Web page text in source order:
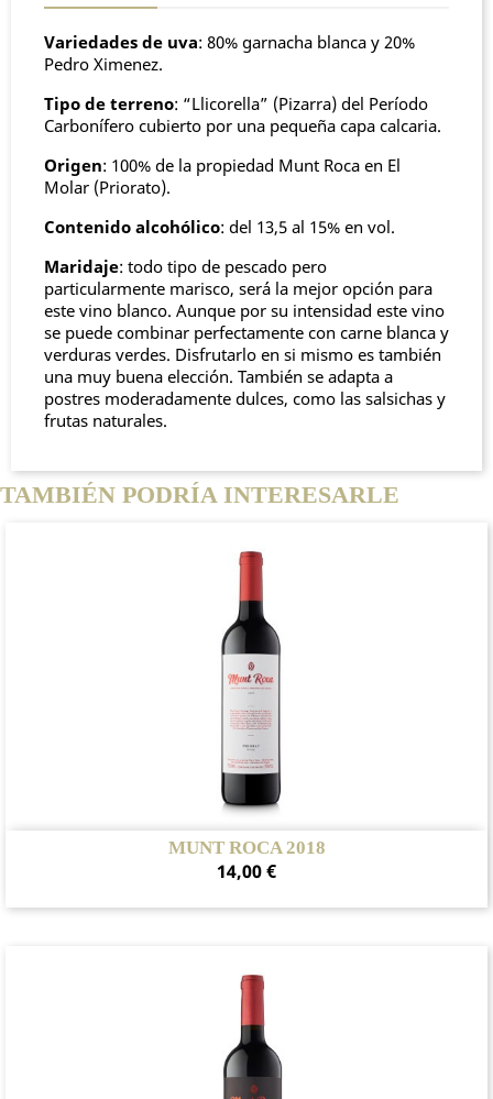
Variedades de uva: 80% garnacha blanca y 20%
Pedro Ximenez.
Tipo de terreno: “Llicorella” (Pizarra) del Período
Carbonífero cubierto por una pequeña capa calcaria.
Origen: 100% de la propiedad Munt Roca en El
Molar (Priorato).
Contenido alcohólico: del 13,5 al 15% en vol.
Maridaje: todo tipo de pescado pero
particularmente marisco, será la mejor opción para
este vino blanco. Aunque por su intensidad este vino
se puede combinar perfectamente con carne blanca y
verduras verdes. Disfrutarlo en si mismo es también
una muy buena elección. También se adapta a
postres moderadamente dulces, como las salsichas y
frutas naturales.
TAMBIÉN PODRÍA INTERESARLE
MUNT ROCA 2018
Precio
14,00 €